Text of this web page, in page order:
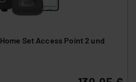
Set Access Point 2 und